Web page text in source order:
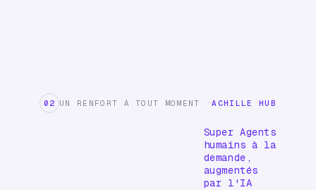
02 UN RENFORT À TOUT MOMENT ACHILLE HUB
Super Agents
humains à la
demande,
augmentés
par l'IA